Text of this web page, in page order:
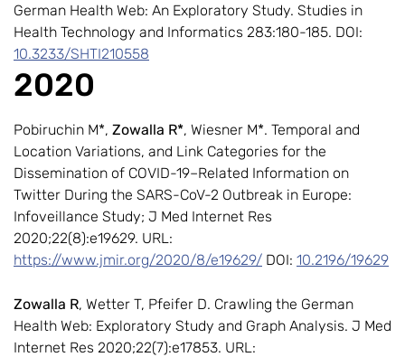
German Health Web: An Exploratory Study. Studies in
Health Technology and Informatics 283:180-185. DOI:
10.3233/SHTI210558
2020
Pobiruchin M*, Zowalla R*, Wiesner M*. Temporal and
Location Variations, and Link Categories for the
Dissemination of COVID-19–Related Information on
Twitter During the SARS-CoV-2 Outbreak in Europe:
Infoveillance Study; J Med Internet Res
2020;22(8):e19629. URL:
https://www.jmir.org/2020/8/e19629/ DOI: 10.2196/19629
Zowalla R, Wetter T, Pfeifer D. Crawling the German
Health Web: Exploratory Study and Graph Analysis. J Med
Internet Res 2020;22(7):e17853. URL: